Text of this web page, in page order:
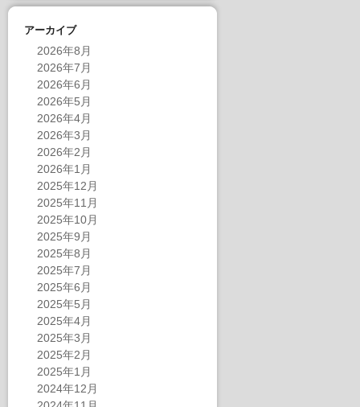
アーカイブ
2026年8月
2026年7月
2026年6月
2026年5月
2026年4月
2026年3月
2026年2月
2026年1月
2025年12月
2025年11月
2025年10月
2025年9月
2025年8月
2025年7月
2025年6月
2025年5月
2025年4月
2025年3月
2025年2月
2025年1月
2024年12月